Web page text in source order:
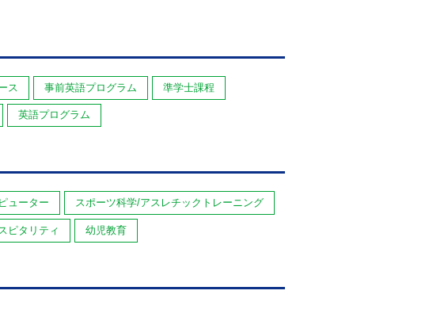
ス 事前英語プログラム 準学士課程
英語プログラム
ューター スポーツ科学/アスレチックトレーニング
ピタリティ 幼児教育